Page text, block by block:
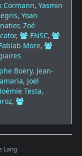
Cormann, Yasmin
, Yoan
, Zoé
, ENSC,
More,
Boery, Jean-
, Joël
Testa,
,
Lang